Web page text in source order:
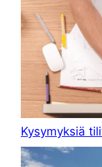
Kysymyksiä